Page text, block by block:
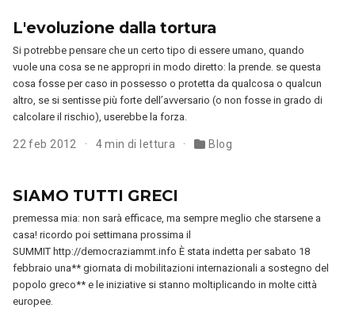
L'evoluzione dalla tortura
Si potrebbe pensare che un certo tipo di essere umano, quando
vuole una cosa se ne appropri in modo diretto: la prende. se questa
cosa fosse per caso in possesso o protetta da qualcosa o qualcun
altro, se si sentisse più forte dell’avversario (o non fosse in grado di
calcolare il rischio), userebbe la forza.
22 feb 2012 4 min di lettura Blog
SIAMO TUTTI GRECI
premessa mia: non sarà efficace, ma sempre meglio che starsene a
casa! ricordo poi settimana prossima il
SUMMIT http://democraziammt.info È stata indetta per sabato 18
febbraio una** giornata di mobilitazioni internazionali a sostegno del
popolo greco** e le iniziative si stanno moltiplicando in molte città
europee.